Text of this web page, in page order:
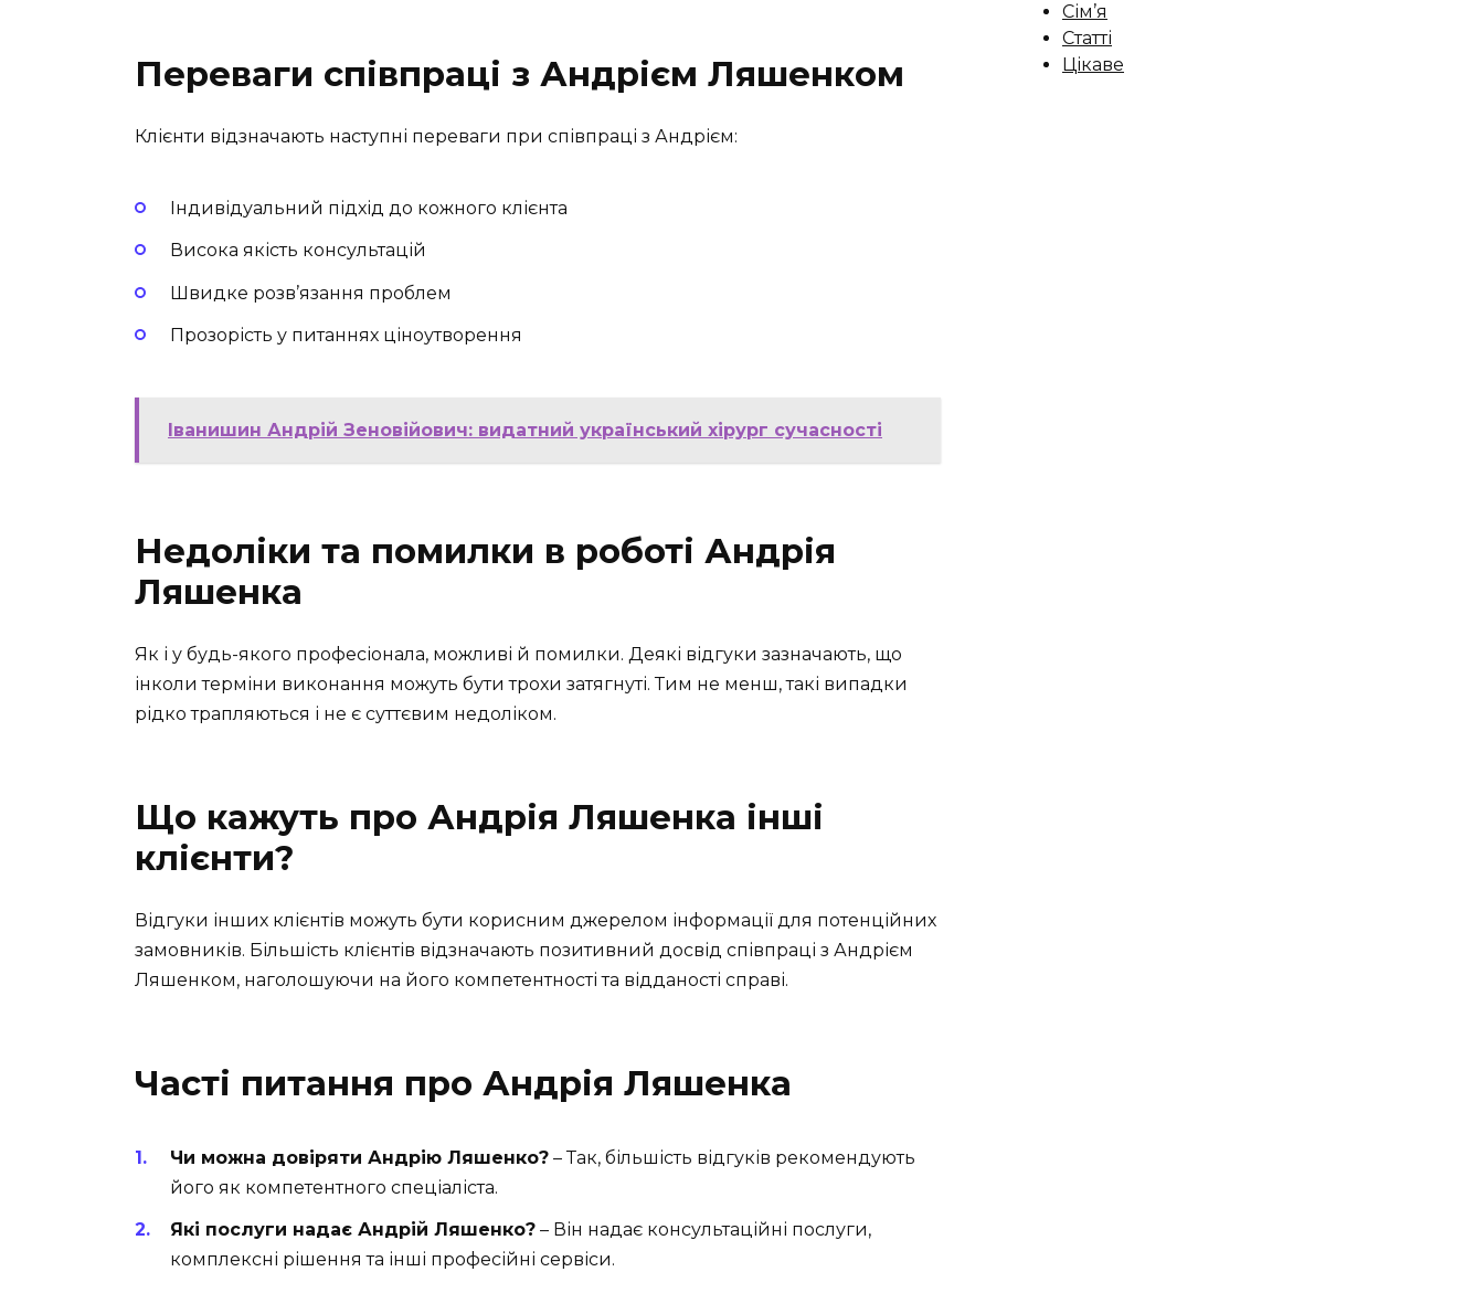
Переваги співпраці з Андрієм Ляшенком
Клієнти відзначають наступні переваги при співпраці з Андрієм:
Індивідуальний підхід до кожного клієнта
Висока якість консультацій
Швидке розв’язання проблем
Прозорість у питаннях ціноутворення
Іванишин Андрій Зеновійович: видатний український хірург сучасності
Недоліки та помилки в роботі Андрія
Ляшенка
Як і у будь-якого професіонала, можливі й помилки. Деякі відгуки зазначають, що
інколи терміни виконання можуть бути трохи затягнуті. Тим не менш, такі випадки
рідко трапляються і не є суттєвим недоліком.
Що кажуть про Андрія Ляшенка інші
клієнти?
Відгуки інших клієнтів можуть бути корисним джерелом інформації для потенційних
замовників. Більшість клієнтів відзначають позитивний досвід співпраці з Андрієм
Ляшенком, наголошуючи на його компетентності та відданості справі.
Часті питання про Андрія Ляшенка
Чи можна довіряти Андрію Ляшенко? – Так, більшість відгуків рекомендують
його як компетентного спеціаліста.
Які послуги надає Андрій Ляшенко? – Він надає консультаційні послуги,
комплексні рішення та інші професійні сервіси.
Сім’я
Статті
Цікаве